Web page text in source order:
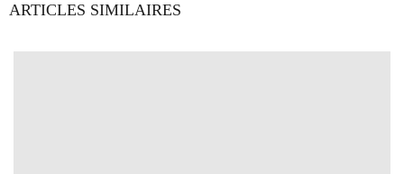
ARTICLES SIMILAIRES